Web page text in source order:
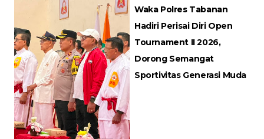
Waka Polres Tabanan
Hadiri Perisai Diri Open
Tournament II 2026,
Dorong Semangat
Sportivitas Generasi Muda